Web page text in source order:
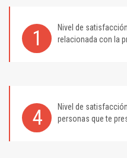
1 Nivel de
relacionada con la
4 Nivel de
personas que te